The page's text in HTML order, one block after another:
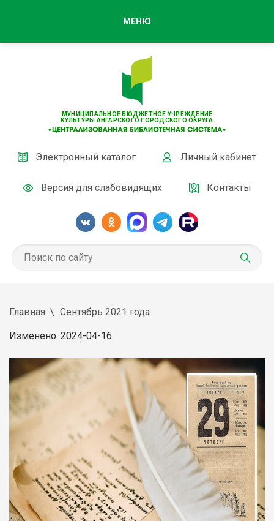
МУНИЦИПАЛЬНОЕ БЮДЖЕТНОЕ УЧРЕЖДЕНИЕ
КУЛЬТУРЫ АНГАРСКОГО ГОРОДСКОГО ОКРУГА
Электронный каталог Личный кабинет
Версия для слабовидящих Контакты
МЕНЮ
Главная Сентябрь 2021 года
Изменено: 2024-04-16